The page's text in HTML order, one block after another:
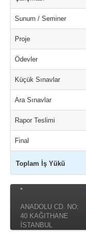
Sunum / Seminer
Proje
Ödevler
Küçük Sınavlar
Ara Sınavlar
Rapor Teslimi
Final
Toplam İş Yükü
ANADOLU CD. NO:
40 KAĞITHANE
İSTANBUL